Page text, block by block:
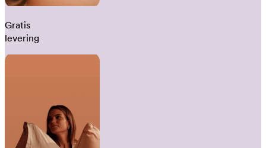
Gratis
levering